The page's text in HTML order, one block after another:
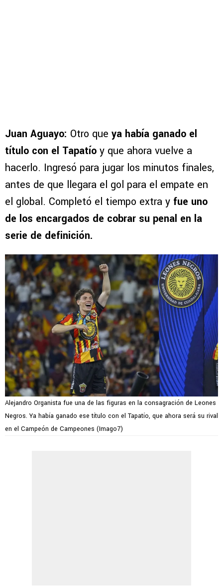
Juan Aguayo: Otro que ya había ganado el
título con el Tapatío y que ahora vuelve a
hacerlo. Ingresó para jugar los minutos finales,
antes de que llegara el gol para el empate en
el global. Completó el tiempo extra y fue uno
de los encargados de cobrar su penal en la
serie de definición.
Alejandro Organista fue una de las figuras en la consagración de Leones
Negros. Ya había ganado ese título con el Tapatío, que ahora será su rival
en el Campeón de Campeones (Imago7)